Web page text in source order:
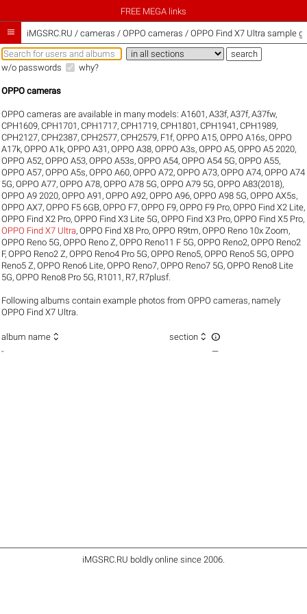
FREE MEGA links
 iMGSRC.RU / cameras / OPPO cameras / OPPO Find X7 Ultra sample
w/o passwords why?
OPPO cameras
OPPO cameras are available in many models:A1601 ,A33f,A37f,A37fw,
CPH1609,CPH1701 ,CPH1717,CPH1719,CPH1801 ,CPH1941 ,CPH1989,
CPH2127,CPH2387,CPH2577,CPH2579, F1f,OPPO A15,OPPO A16s,OPPO
A17k,OPPO A1k,OPPO A31 ,OPPO A38,OPPO A3s,OPPO A5,OPPO A5 2020,
OPPO A52,OPPO A53,OPPO A53s,OPPO A54,OPPO A54 5G,OPPO A55,
OPPO A57,OPPO A5s,OPPO A60,OPPO A72,OPPO A73,OPPO A74,OPPO A74
5G,OPPO A77,OPPO A78,OPPO A78 5G,OPPO A79 5G,OPPO A83(2018),
OPPO A9 2020,OPPO A91 ,OPPO A92,OPPO A96,OPPO A98 5G,OPPO AX5s,
OPPO AX7,OPPO F5 6GB,OPPO F7,OPPO F9,OPPO F9 Pro,OPPO Find X2 Lite,
OPPO Find X2 Pro,OPPO Find X3 Lite 5G,OPPO Find X3 Pro,OPPO Find X5 Pro,
OPPO Find X7 Ultra,OPPO Find X8 Pro,OPPO R9tm,OPPO Reno 10x Zoom,
OPPO Reno 5G,OPPO Reno Z,OPPO Reno11 F 5G,OPPO Reno2,OPPO Reno2
F,OPPO Reno2 Z,OPPO Reno4 Pro 5G,OPPO Reno5,OPPO Reno5 5G,OPPO
Reno5 Z,OPPO Reno6 Lite,OPPO Reno7,OPPO Reno7 5G,OPPO Reno8 Lite
5G,OPPO Reno8 Pro 5G, R1011 , R7, R7plusf.
Following albums contain example photos from OPPO cameras, namely
OPPO Find X7 Ultra.
album name  section  
- —
iMGSRC.RU boldly online since 2006